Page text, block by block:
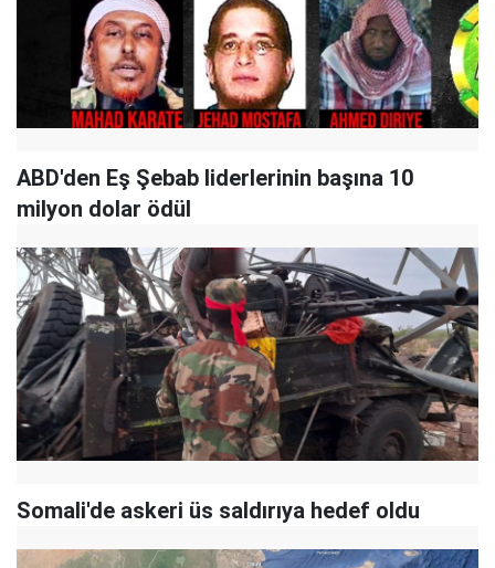
ABD'den Eş Şebab liderlerinin başına 10
milyon dolar ödül
Somali'de askeri üs saldırıya hedef oldu